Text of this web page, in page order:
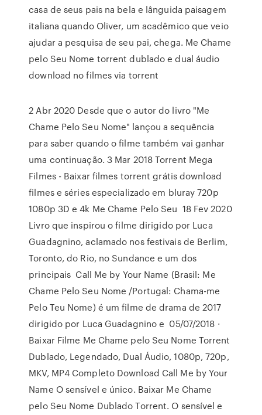
casa de seus pais na bela e lânguida paisagem
italiana quando Oliver, um acadêmico que veio
ajudar a pesquisa de seu pai, chega. Me Chame
pelo Seu Nome torrent dublado e dual áudio
download no filmes via torrent
2 Abr 2020 Desde que o autor do livro "Me
Chame Pelo Seu Nome" lançou a sequência
para saber quando o filme também vai ganhar
uma continuação. 3 Mar 2018 Torrent Mega
Filmes - Baixar filmes torrent grátis download
filmes e séries especializado em bluray 720p
1080p 3D e 4k Me Chame Pelo Seu 18 Fev 2020
Livro que inspirou o filme dirigido por Luca
Guadagnino, aclamado nos festivais de Berlim,
Toronto, do Rio, no Sundance e um dos
principais Call Me by Your Name (Brasil: Me
Chame Pelo Seu Nome /Portugal: Chama-me
Pelo Teu Nome) é um filme de drama de 2017
dirigido por Luca Guadagnino e 05/07/2018 ·
Baixar Filme Me Chame pelo Seu Nome Torrent
Dublado, Legendado, Dual Áudio, 1080p, 720p,
MKV, MP4 Completo Download Call Me by Your
Name O sensível e único. Baixar Me Chame
pelo Seu Nome Dublado Torrent. O sensível e